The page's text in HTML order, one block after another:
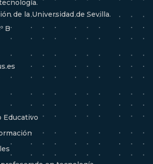
de la Universidad de Sevilla.
B
Educativo